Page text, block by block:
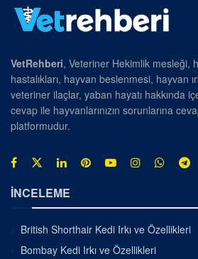
VetRehberi, Veteriner Hekimlik mesleği,
hastalıkları, hayvan beslenmesi, hayvan
veteriner ilaçlar, yaban hayatı hakkında
cevap ile hayvanlarınızın sorunlarına
platformudur.
İNCELEME
British Shorthair Kedi Irkı ve Özellikleri
Bombay Kedi Irkı ve Özellikleri